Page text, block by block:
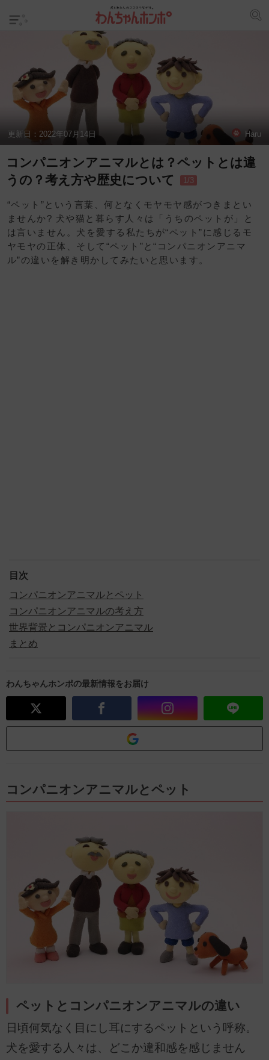
更新日： 2022年07月14日 Haru
コンパニオンアニマルとは？ペットとは違
うの？考え方や歴史について
1/3
“ペット”という言葉、何となくモヤモヤ感がつきまとい
ませんか? 犬や猫と暮らす人々は「うちのペットが」と
は言いません。犬を愛する私たちが“ペット”に感じるモ
ヤモヤの正体、そして“ペット”と“コンパニオンアニマ
ル”の違いを解き明かしてみたいと思います。
目次
コンパニオンアニマルとペット
コンパニオンアニマルの考え方
世界背景とコンパニオンアニマル
まとめ
わんちゃんホンポの最新情報をお届け
コンパニオンアニマルとペット
ペットとコンパニオンアニマルの違い
日頃何気なく目にし耳にするペットという呼称。
犬を愛する人々は、どこか違和感を感じません